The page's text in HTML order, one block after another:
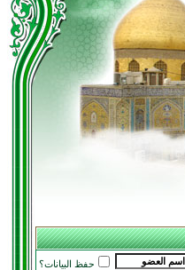
حفظ البيانات؟